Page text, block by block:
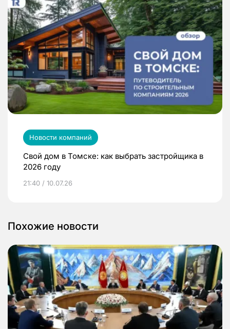
Новости компаний
Свой дом в Томске: как выбрать застройщика в
2026 году
21:40 / 10.07.26
Похожие новости